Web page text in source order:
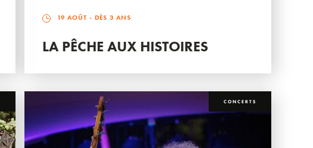
19 AOÛT - DÈS 3 ANS
LA PÊCHE AUX HISTOIRES
CONCERTS